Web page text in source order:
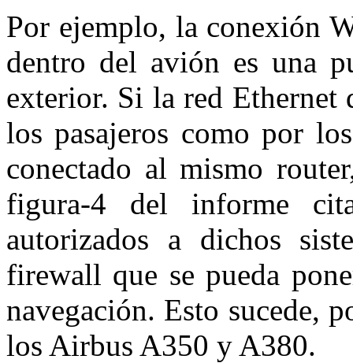
Por ejemplo, la conexión
dentro del avión es una
exterior. Si la red Ethernet
los pasajeros como por
conectado al mismo
figura-4 del informe
autorizados a dichos
firewall que se pueda
navegación. Esto sucede,
los Airbus A350 y A380.